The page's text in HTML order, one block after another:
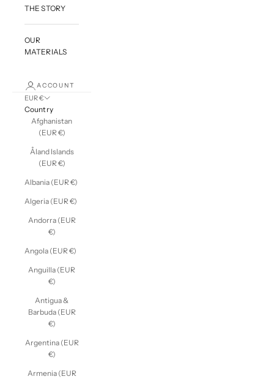
THE STORY
OUR
MATERIALS
ACCOUNT
EUR €
Country
Afghanistan
(EUR €)
Åland Islands
(EUR €)
Albania (EUR €)
Algeria (EUR €)
Andorra (EUR
€)
Angola (EUR €)
Anguilla (EUR
€)
Antigua &
Barbuda (EUR
€)
Argentina (EUR
€)
Armenia (EUR